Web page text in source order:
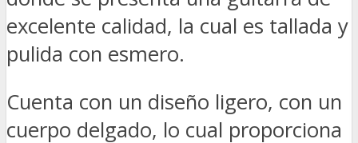
excelente calidad, la cual es tallada y
pulida con esmero.
Cuenta con un diseño ligero, con un
cuerpo delgado, lo cual proporciona